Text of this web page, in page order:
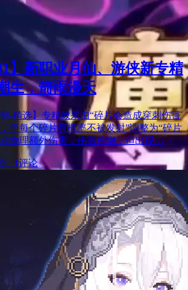
】新职业月仙、游侠新专精
生，箭雨漫天
-精选】专精效果由“碎片会造成穿刺伤害
但每个碎片有概率不被发射”调整为“碎片
物理额外伤害，伤害总增，但出现…
· 1评论